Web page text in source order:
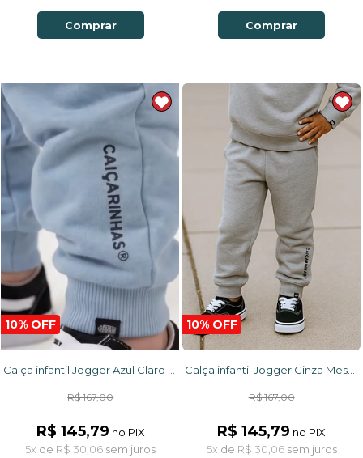
Comprar Comprar
10% OFF
Calça infantil Jogger Azul Claro com punho e ajuste na cintura em tecido Moletom Flanelado
R$ 167,00
R$ 145,79 no PIX
5x de R$ 30,06 sem juros
10% OFF
Calça infantil Jogger Cinza Mescla com punho na cintura e tornozelo em tecido Moletom Flanelado
R$ 167,00
R$ 145,79 no PIX
5x de R$ 30,06sem juros